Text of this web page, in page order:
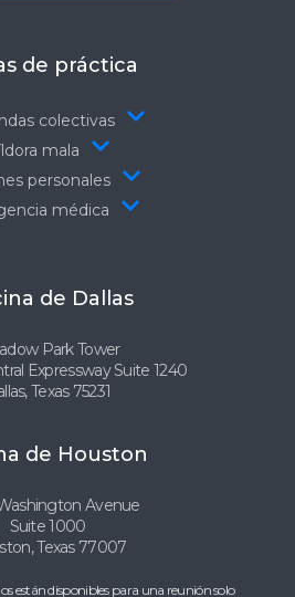
de práctica
colectivas
mala
personales
médica
de Dallas
Park Tower
Expressway Suite 1240
Texas 75231
de Houston
Avenue
Suite 1000
Texas 77007
están disponibles para una reunión solo